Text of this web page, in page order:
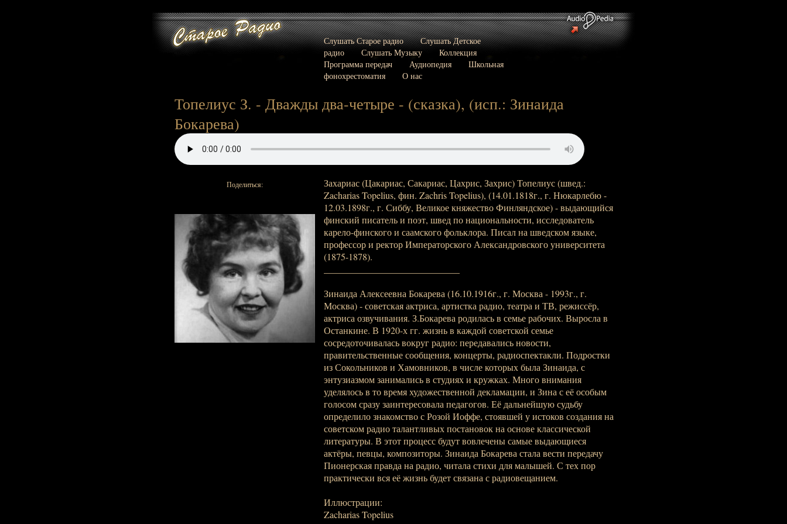
Слушать Старое радио
Слушать Детское
радио
Слушать Музыку
Коллекция
Программа передач
Аудиопедия
Школьная
фонохрестоматия
О нас
Топелиус З. - Дважды два-четыре - (сказка), (исп.: Зинаида
Бокарева)
Поделиться:
Захариас (Цакариас, Сакариас, Цахрис, Захрис) Топелиус (швед.:
Zacharias Topelius, фин. Zachris Topelius), (14.01.1818г., г. Нюкарлебю -
12.03.1898г., г. Сиббу, Великое княжество Финляндское) - выдающийся
финский писатель и поэт, швед по национальности, исследователь
карело-финского и саамского фольклора. Писал на шведском языке,
профессор и ректор Императорского Александровского университета
(1875-1878).
Зинаида Алексеевна Бокарева (16.10.1916г., г. Москва - 1993г., г.
Москва) - советская актриса, артистка радио, театра и ТВ, режиссёр,
актриса озвучивания. З.Бокарева родилась в семье рабочих. Выросла в
Останкине. В 1920-х гг. жизнь в каждой советской семье
сосредоточивалась вокруг радио: передавались новости,
правительственные сообщения, концерты, радиоспектакли. Подростки
из Сокольников и Хамовников, в числе которых была Зинаида, с
энтузиазмом занимались в студиях и кружках. Много внимания
уделялось в то время художественной декламации, и Зина с её особым
голосом сразу заинтересовала педагогов. Её дальнейшую судьбу
определило знакомство с Розой Иоффе, стоявшей у истоков создания на
советском радио талантливых постановок на основе классической
литературы. В этот процесс будут вовлечены самые выдающиеся
актёры, певцы, композиторы. Зинаида Бокарева стала вести передачу
Пионерская правда на радио, читала стихи для малышей. С тех пор
практически вся её жизнь будет связана с радиовещанием.
Иллюстрации:
Zacharias Topelius